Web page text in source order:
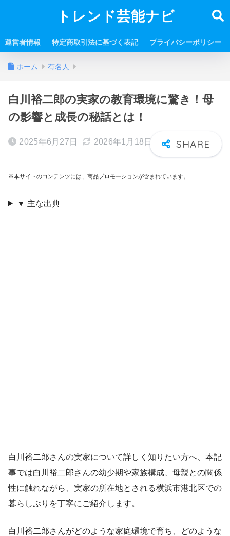
トレンド芸能ナビ
運営者情報 特定商取引法に基づく表記 プライバシーポリシー
ホーム 有名人
白川裕二郎の実家の教育環境に驚き！母
の影響と成長の秘話とは！
2025年6月27日 2026年1月18日
※本サイトのコンテンツには、商品プロモーションが含まれています。
▼ 主な出典
白川裕二郎さんの実家について詳しく知りたい方へ、本記
事では白川裕二郎さんの幼少期や家族構成、母親との関係
性に触れながら、実家の所在地とされる横浜市港北区での
暮らしぶりを丁寧にご紹介します。
白川裕二郎さんがどのような家庭環境で育ち、どのような